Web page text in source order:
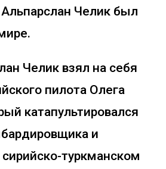
Челик был
Челик взял на себя
пилота Олега
катапультировался
и
туркманском